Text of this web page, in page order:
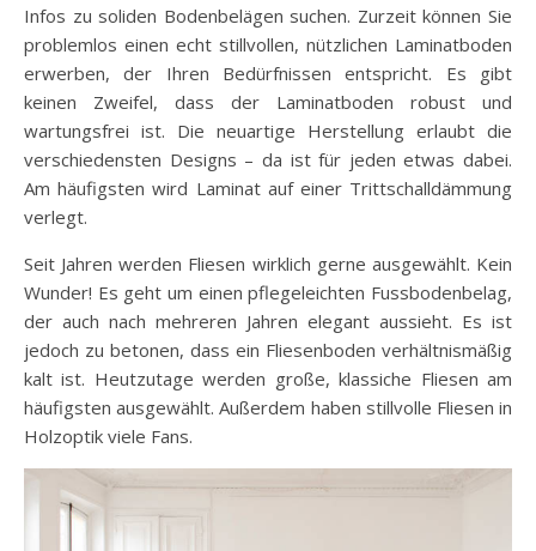
Infos zu soliden Bodenbelägen suchen. Zurzeit können Sie
problemlos einen echt stillvollen, nützlichen Laminatboden
erwerben, der Ihren Bedürfnissen entspricht. Es gibt
keinen Zweifel, dass der Laminatboden robust und
wartungsfrei ist. Die neuartige Herstellung erlaubt die
verschiedensten Designs – da ist für jeden etwas dabei.
Am häufigsten wird Laminat auf einer Trittschalldämmung
verlegt.
Seit Jahren werden Fliesen wirklich gerne ausgewählt. Kein
Wunder! Es geht um einen pflegeleichten Fussbodenbelag,
der auch nach mehreren Jahren elegant aussieht. Es ist
jedoch zu betonen, dass ein Fliesenboden verhältnismäßig
kalt ist. Heutzutage werden große, klassiche Fliesen am
häufigsten ausgewählt. Außerdem haben stillvolle Fliesen in
Holzoptik viele Fans.